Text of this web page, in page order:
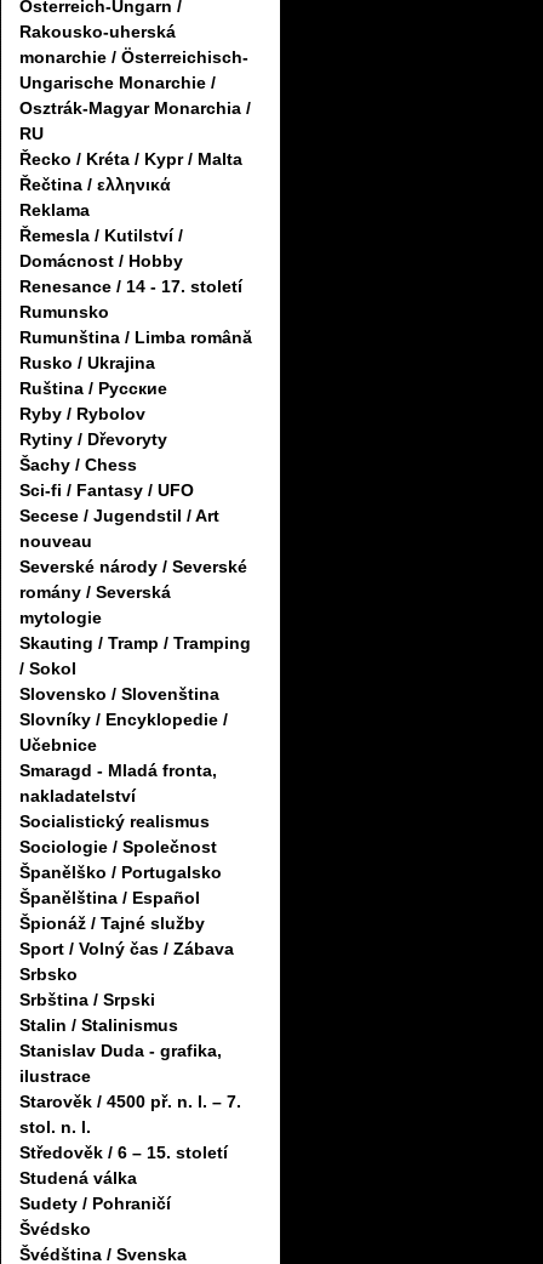
Österreich-Ungarn /
Rakousko-uherská
monarchie / Österreichisch-
Ungarische Monarchie /
Osztrák-Magyar Monarchia /
RU
Řecko / Kréta / Kypr / Malta
Řečtina / ελληνικά
Reklama
Řemesla / Kutilství /
Domácnost / Hobby
Renesance / 14 - 17. století
Rumunsko
Rumunština / Limba română
Rusko / Ukrajina
Ruština / Русские
Ryby / Rybolov
Rytiny / Dřevoryty
Šachy / Chess
Sci-fi / Fantasy / UFO
Secese / Jugendstil / Art
nouveau
Severské národy / Severské
romány / Severská
mytologie
Skauting / Tramp / Tramping
/ Sokol
Slovensko / Slovenština
Slovníky / Encyklopedie /
Učebnice
Smaragd - Mladá fronta,
nakladatelství
Socialistický realismus
Sociologie / Společnost
Španělško / Portugalsko
Španělština / Español
Špionáž / Tajné služby
Sport / Volný čas / Zábava
Srbsko
Srbština / Srpski
Stalin / Stalinismus
Stanislav Duda - grafika,
ilustrace
Starověk / 4500 př. n. l. – 7.
stol. n. l.
Středověk / 6 – 15. století
Studená válka
Sudety / Pohraničí
Švédsko
Švédština / Svenska